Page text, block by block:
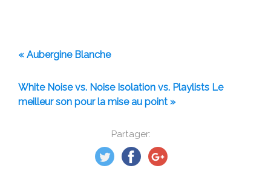
Partager:
« Aubergine Blanche
White Noise vs. Noise Isolation vs. Playlists Le
meilleur son pour la mise au point »